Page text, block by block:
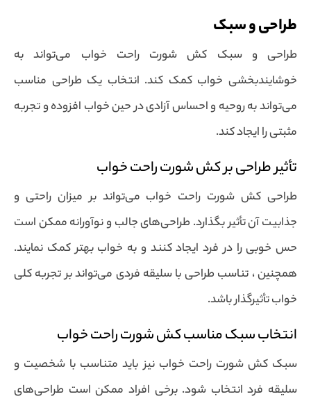
طراحی و سبک
طراحی و سبک کش شورت راحت خواب می‌تواند به
خوشایندبخشی خواب کمک کند. انتخاب یک طراحی مناسب
می‌تواند به روحیه و احساس آزادی در حین خواب افزوده و تجربه
مثبتی را ایجاد کند.
تأثیر طراحی بر کش شورت راحت خواب
طراحی کش شورت راحت خواب می‌تواند بر میزان راحتی و
جذابیت آن تأثیر بگذارد. طراحی‌های جالب و نوآورانه ممکن است
حس خوبی را در فرد ایجاد کنند و به خواب بهتر کمک نمایند.
همچنین ، تناسب طراحی با سلیقه فردی می‌تواند بر تجربه کلی
خواب تأثیرگذار باشد.
انتخاب سبک مناسب کش شورت راحت خواب
سبک کش شورت راحت خواب نیز باید متناسب با شخصیت و
سلیقه فرد انتخاب شود. برخی افراد ممکن است طراحی‌های